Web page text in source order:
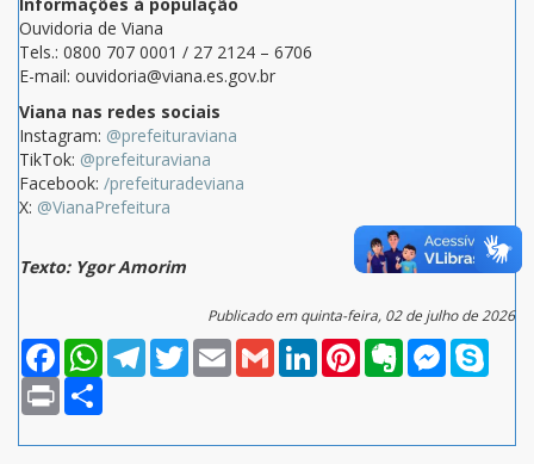
Ouvidoria de Viana
Tels.: 0800 707 0001 / 27 2124 – 6706
E-mail: ouvidoria@viana.es.gov.br
Viana nas redes sociais
Instagram: @prefeituraviana
TikTok: @prefeituraviana
Facebook: /prefeituradeviana
X: @VianaPrefeitura
Texto: Ygor Amorim
Publicado em quinta-feira, 02 de julho de 2026
FacebookWhatsAppTelegramTwitterEmail Gmail LinkedInPinterestEvernoteMessenger
Print